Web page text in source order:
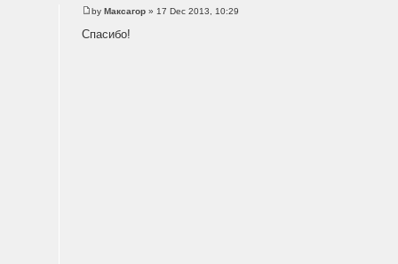
byМаксагор » 17 Dec 2013, 10:29
Спасибо!